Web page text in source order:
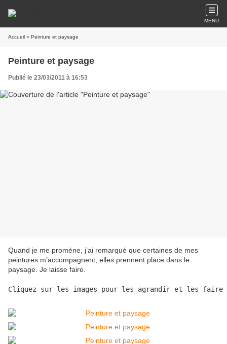
MENU
Accueil » Peinture et paysage
Peinture et paysage
Publié le 23/03/2011 à 16:53
Quand je me promène, j’ai remarqué que certaines de mes
peintures m’accompagnent, elles prennent place dans le
paysage. Je laisse faire.
Cliquez sur les images pour les agrandir et les